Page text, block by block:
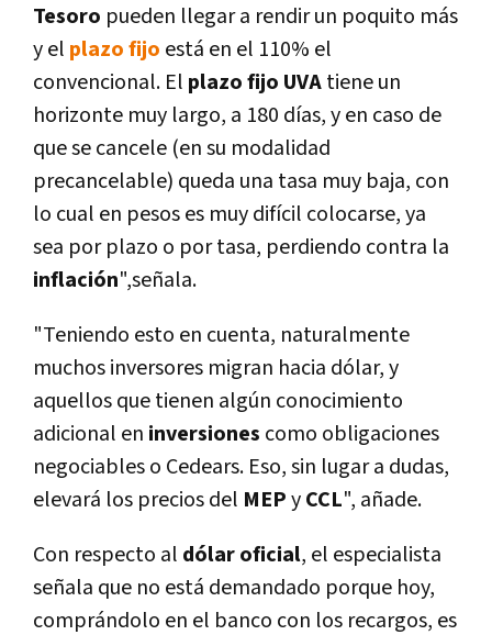
Tesoro pueden llegar a rendir un poquito más
y el plazo fijo está en el 110% el
convencional. El plazo fijo UVAtiene un
horizonte muy largo, a 180 días, y en caso de
que se cancele (en su modalidad
precancelable) queda una tasa muy baja, con
lo cual en pesos es muy difícil colocarse, ya
sea por plazo o por tasa, perdiendo contra la
inflación",señala.
"Teniendo esto en cuenta, naturalmente
muchos inversores migran hacia dólar, y
aquellos que tienen algún conocimiento
adicional en inversiones como obligaciones
negociables o Cedears. Eso, sin lugar a dudas,
elevará los precios del MEPyCCL", añade.
Con respecto al dólar oficial, el especialista
señala que no está demandado porque hoy,
comprándolo en el banco con los recargos, es